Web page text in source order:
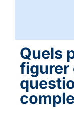
Quels
figurer